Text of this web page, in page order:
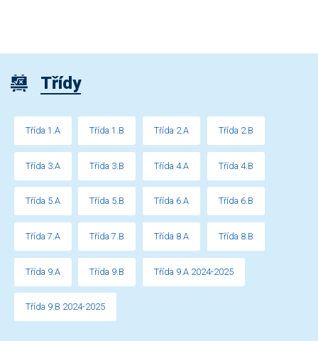
Třídy
Třída 1.A Třída 1.B Třída 2.A Třída 2.B
Třída 3.A Třída 3.B Třída 4.A Třída 4.B
Třída 5.A Třída 5.B Třída 6.A Třída 6.B
Třída 7.A Třída 7.B Třída 8.A Třída 8.B
Třída 9.A Třída 9.B Třída 9.A 2024-2025
Třída 9.B 2024-2025